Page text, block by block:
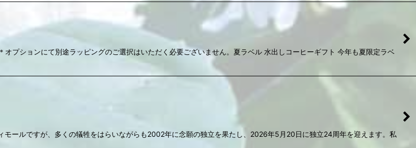
ョンにて別途ラッピングのご選択はいただく必要ございません。夏ラベル 水出しコーヒーギフト 今年も夏限定ラベ
ールですが、多くの犠牲をはらいながらも2002年に念願の独立を果たし、2026年5月20日に独立24周年を迎えます。私